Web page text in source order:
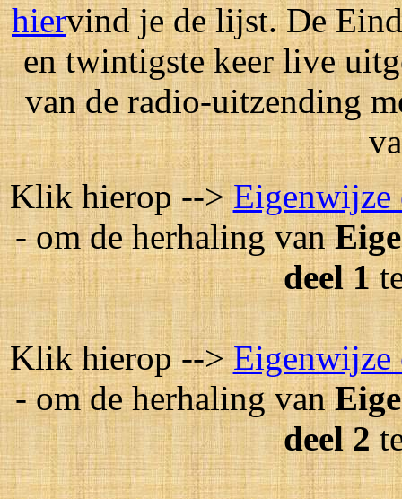
hiervind je de lijst. De
en twintigste keer live
van de radio-uitzending
Klik hierop -->Eigenwijze
- om de herhaling van
deel 1
Klik hierop -->Eigenwijze
- om de herhaling van
deel 2